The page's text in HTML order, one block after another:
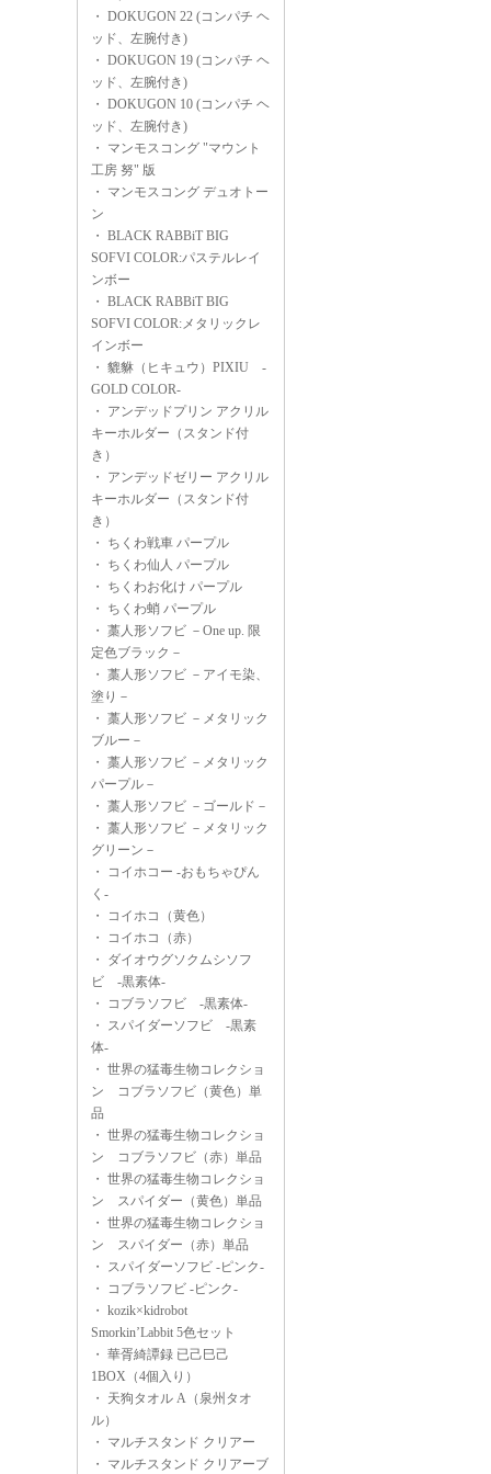
・ DOKUGON 22 (コンパチ ヘ
ッド、左腕付き)
・ DOKUGON 19 (コンパチ ヘ
ッド、左腕付き)
・ DOKUGON 10 (コンパチ ヘ
ッド、左腕付き)
・ マンモスコング "マウント
工房 努" 版
・ マンモスコング デュオトー
ン
・ BLACK RABBiT BIG
SOFVI COLOR:パステルレイ
ンボー
・ BLACK RABBiT BIG
SOFVI COLOR:メタリックレ
インボー
・ 貔貅（ヒキュウ）PIXIU -
GOLD COLOR-
・ アンデッドプリン アクリル
キーホルダー（スタンド付
き）
・ アンデッドゼリー アクリル
キーホルダー（スタンド付
き）
・ ちくわ戦車 パープル
・ ちくわ仙人 パープル
・ ちくわお化け パープル
・ ちくわ蛸 パープル
・ 藁人形ソフビ －One up. 限
定色ブラック－
・ 藁人形ソフビ －アイモ染、
塗り－
・ 藁人形ソフビ －メタリック
ブルー－
・ 藁人形ソフビ －メタリック
パープル－
・ 藁人形ソフビ －ゴールド－
・ 藁人形ソフビ －メタリック
グリーン－
・
コイホコー -おもちゃぴん
く-
・
コイホコ（黄色）
・
コイホコ（赤）
・ ダイオウグソクムシソフ
ビ -黒素体-
・
コブラソフビ -黒素体-
・ スパイダーソフビ -黒素
体-
・ 世界の猛毒生物コレクショ
ン コブラソフビ（黄色）単
品
・ 世界の猛毒生物コレクショ
ン コブラソフビ（赤）単品
・ 世界の猛毒生物コレクショ
ン スパイダー（黄色）単品
・ 世界の猛毒生物コレクショ
ン スパイダー（赤）単品
・ スパイダーソフビ -ピンク-
・
コブラソフビ -ピンク-
・ kozik×kidrobot
Smorkin’Labbit 5色セット
・ 華胥綺譚録 已己巳己
1BOX（4個入り）
・ 天狗タオル A（泉州タオ
ル）
・ マルチスタンド クリアー
・ マルチスタンド クリアーブ